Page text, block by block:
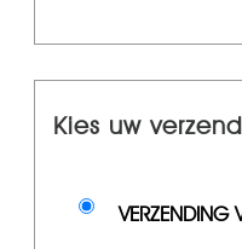
Kies uw
VERZENDING